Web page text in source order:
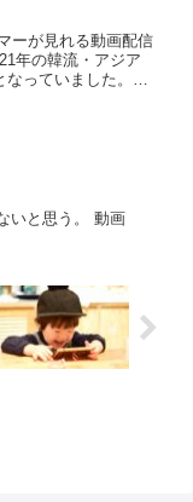
ーが見れる動画配信
年の韓流・アジア
っていました。
いと思う。 動画